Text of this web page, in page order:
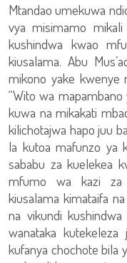
Mtandao umekuwa
vya misimamo
kushindwa kwao
kiusalama. Abu
mikono yake kwenye
“Wito wa
kuwa na mikakati
kilichotajwa hapo juu
la kutoa mafunzo ya
sababu za kuelekea
mfumo wa kazi za
kiusalama kimataifa
na vikundi
wanataka
kufanya chochote bila